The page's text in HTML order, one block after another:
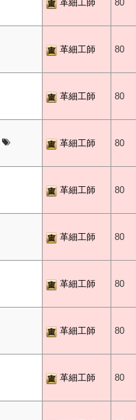
革細工師 80
革細工師 80
革細工師 80
革細工師 80
革細工師 80
革細工師 80
革細工師 80
革細工師 80
革細工師 80